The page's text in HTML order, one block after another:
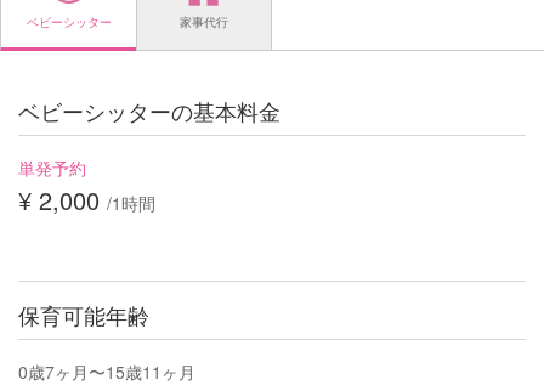
ベビーシッター 家事代行
ベビーシッターの基本料金
単発予約
¥ 2,000 /1時間
保育可能年齢
0歳7ヶ月〜15歳11ヶ月